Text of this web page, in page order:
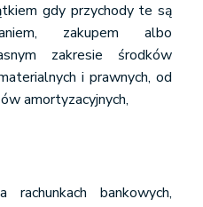
gdy przychody te są
zakupem albo
zakresie środków
i prawnych, od
amortyzacyjnych,
bankowych,